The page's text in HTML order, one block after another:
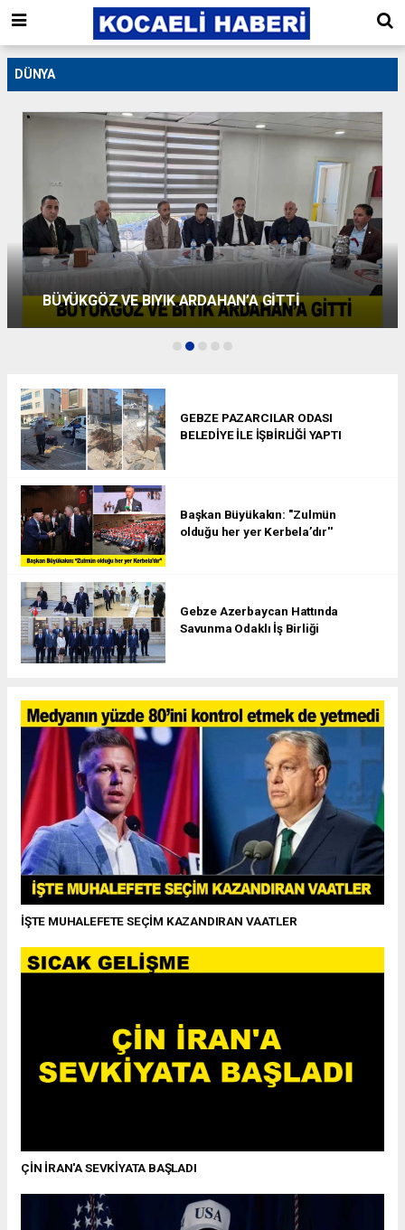
DÜNYA
DİLOVASI’NI YASA BOĞAN KAZA
GEBZE PAZARCILAR ODASI
BELEDİYE İLE İŞBİRLİĞİ YAPTI
Başkan Büyükakın: ''Zulmün
olduğu her yer Kerbela’dır''
Gebze Azerbaycan Hattında
Savunma Odaklı İş Birliği
İŞTE MUHALEFETE SEÇİM KAZANDIRAN VAATLER
ÇİN İRAN'A SEVKİYATA BAŞLADI